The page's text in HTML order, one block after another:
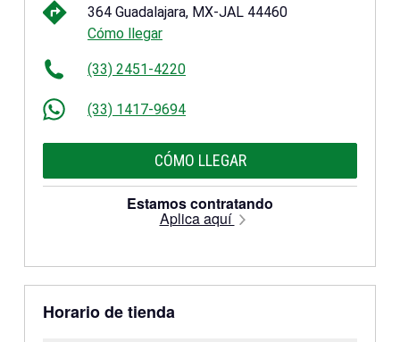
364 Guadalajara, MX-JAL 44460
Cómo llegar
(33) 2451-4220
(33) 1417-9694
CÓMO LLEGAR
Estamos contratando
Aplica aquí
Horario de tienda